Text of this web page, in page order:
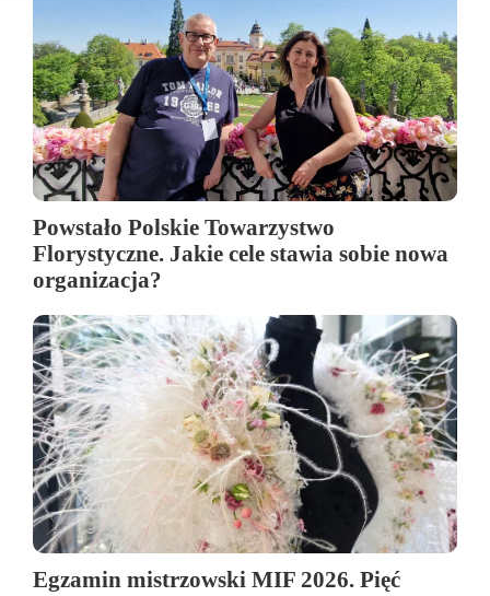
Powstało Polskie Towarzystwo
Florystyczne. Jakie cele stawia sobie nowa
organizacja?
Egzamin mistrzowski MIF 2026. Pięć